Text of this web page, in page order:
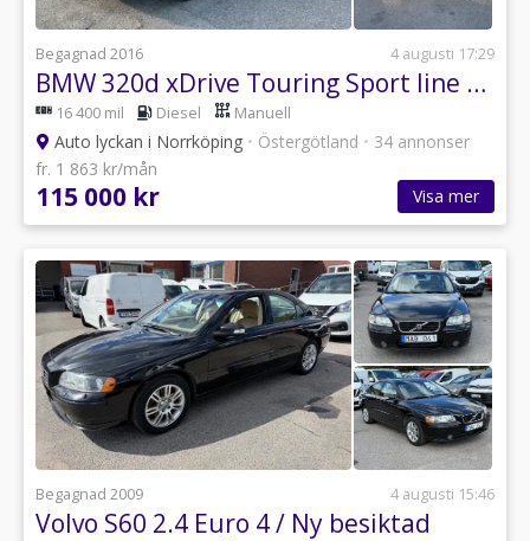
Begagnad 2016 4 augusti 17:29
BMW 320d xDrive Touring Sport line Euro 6
16 400 mil Diesel Manuell
Auto lyckan i Norrköping • Östergötland • 34 annonser
fr. 1 863 kr/mån
115 000 kr Visa mer
Begagnad 2009 4 augusti 15:46
Volvo S60 2.4 Euro 4 / Ny besiktad